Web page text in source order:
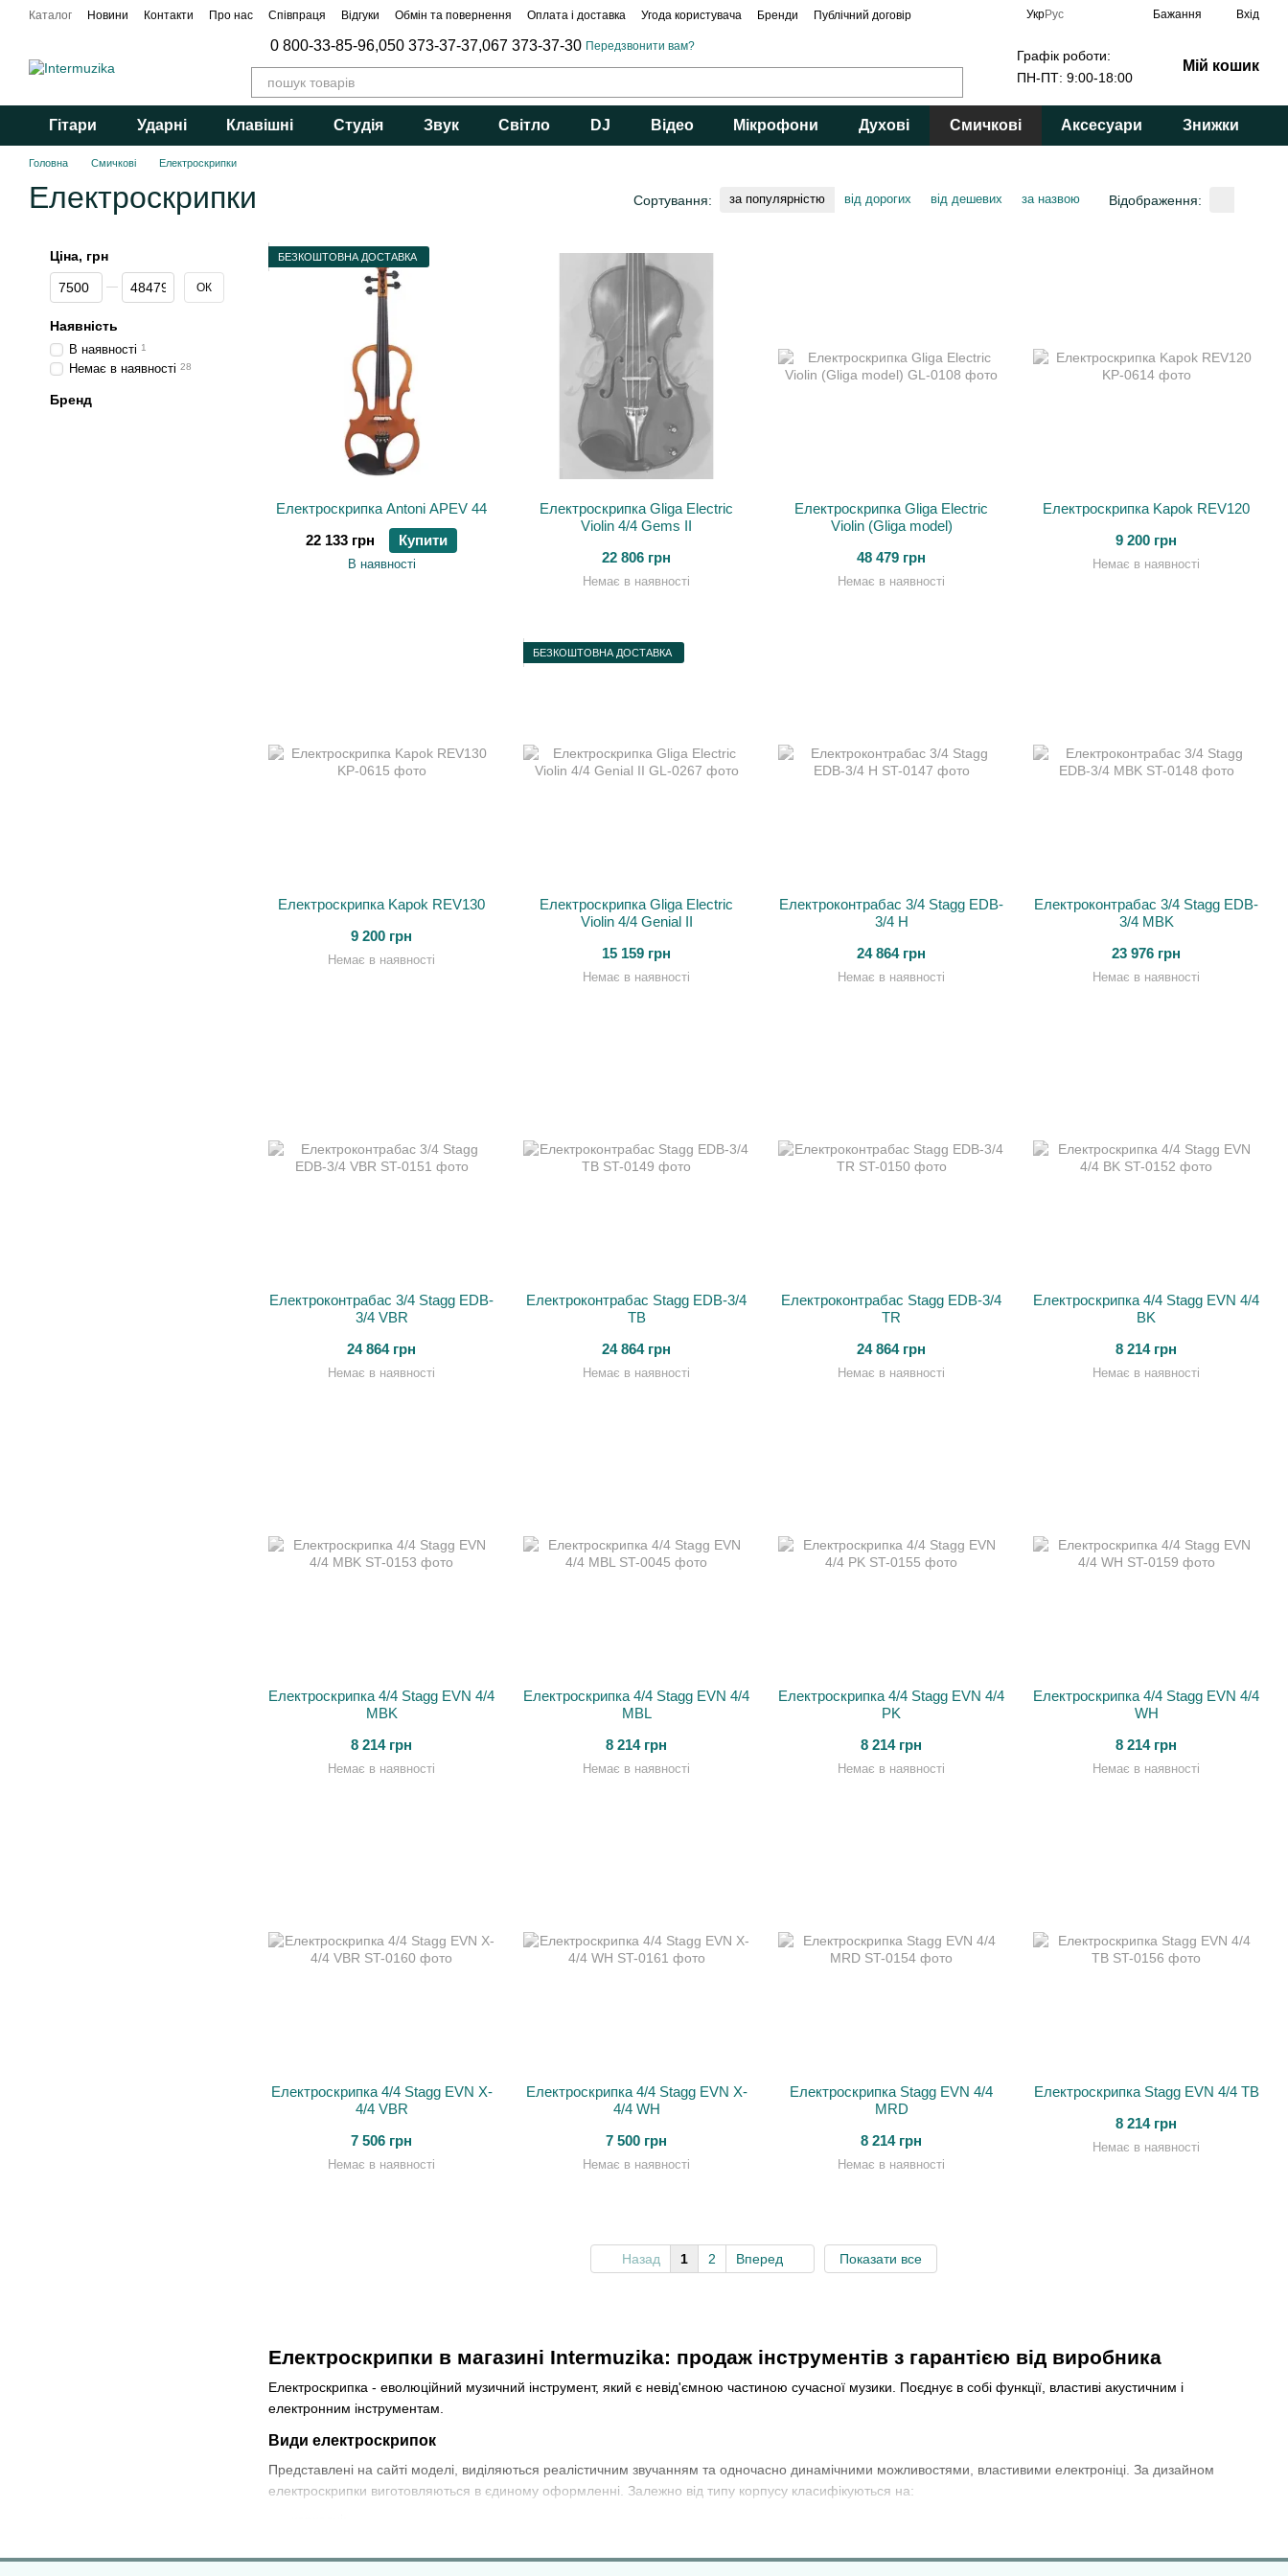
Перейти до основного контенту
Каталог Новини Контакти Про нас Співпраця Відгуки Обмін та повернення Оплата і доставка Угода користувача Бренди Публічний договір УкрРус Бажання Вхід
0 800-33-85-96,050 373-37-37,067 373-37-30 Передзвонити вам?
Графік роботи:
ПН-ПТ: 9:00-18:00
Мій кошик
Гітари Ударні Клавішні Студія Звук Світло DJ Відео Мікрофони Духові Смичкові Аксесуари Знижки
Головна Смичкові Електроскрипки
Електроскрипки Сортування: за популярністю від дорогих від дешевих за назвою Відображення:
Електроскрипки в магазині Intermuzika: продаж інструментів з гарантією від виробника
Електроскрипка - еволюційний музичний інструмент, який є невід'ємною частиною сучасної музики. Поєднує в собі функції, властиві акустичним і
електронним інструментам.
Види електроскрипок
Представлені на сайті моделі, виділяються реалістичним звучанням та одночасно динамічними можливостями, властивими електроніці. За дизайном
електроскрипки виготовляються в єдиному оформленні. Залежно від типу корпусу класифікуються на:
БЕЗКОШТОВНА ДОСТАВКА
Електроскрипка Antoni APEV 44
22 133 грн
Купити
В наявності
Електроскрипка Gliga Electric
Violin 4/4 Gems II
22 806 грн
Немає в наявності
Електроскрипка Gliga Electric
Violin (Gliga model)
48 479 грн
Немає в наявності
Електроскрипка Kapok REV120
9 200 грн
Немає в наявності
Електроскрипка Kapok REV130
9 200 грн
Немає в наявності
БЕЗКОШТОВНА ДОСТАВКА
Електроскрипка Gliga Electric
Violin 4/4 Genial II
15 159 грн
Немає в наявності
Електроконтрабас 3/4 Stagg EDB-
3/4 H
24 864 грн
Немає в наявності
Електроконтрабас 3/4 Stagg EDB-
3/4 MBK
23 976 грн
Немає в наявності
Електроконтрабас 3/4 Stagg EDB-
3/4 VBR
24 864 грн
Немає в наявності
Електроконтрабас Stagg EDB-3/4
TB
24 864 грн
Немає в наявності
Електроконтрабас Stagg EDB-3/4
TR
24 864 грн
Немає в наявності
Електроскрипка 4/4 Stagg EVN 4/4
BK
8 214 грн
Немає в наявності
Електроскрипка 4/4 Stagg EVN 4/4
MBK
8 214 грн
Немає в наявності
Електроскрипка 4/4 Stagg EVN 4/4
MBL
8 214 грн
Немає в наявності
Електроскрипка 4/4 Stagg EVN 4/4
PK
8 214 грн
Немає в наявності
Електроскрипка 4/4 Stagg EVN 4/4
WH
8 214 грн
Немає в наявності
Електроскрипка 4/4 Stagg EVN X-
4/4 VBR
7 506 грн
Немає в наявності
Електроскрипка 4/4 Stagg EVN X-
4/4 WH
7 500 грн
Немає в наявності
Електроскрипка Stagg EVN 4/4
MRD
8 214 грн
Немає в наявності
Електроскрипка Stagg EVN 4/4 TB
8 214 грн
Немає в наявності
Назад 1 2 Вперед Показати все
Ціна, грн
Від Ціна, грн
До Ціна, грн ОК
Наявність
В наявності 1
Немає в наявності 28
Бренд